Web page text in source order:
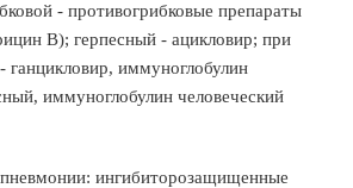
- противогрибковые препараты
В); герпесный - ацикловир; при
ганцикловир, иммуноглобулин
иммуноглобулин человеческий
ингибиторозащищенные